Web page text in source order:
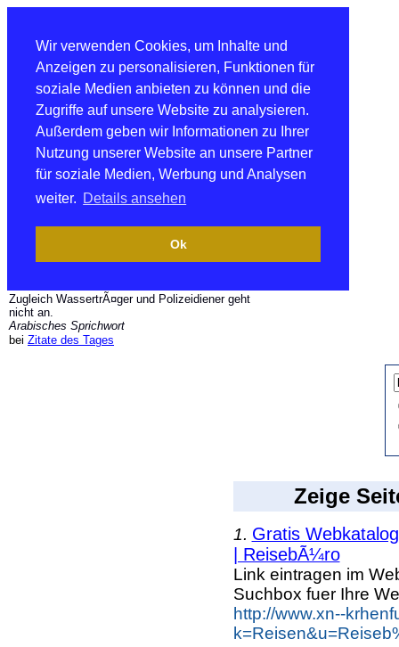
Wir verwenden Cookies, um Inhalte und
Anzeigen zu personalisieren, Funktionen für
soziale Medien anbieten zu können und die
Zugriffe auf unsere Website zu analysieren.
Außerdem geben wir Informationen zu Ihrer
Nutzung unserer Website an unsere Partner
für soziale Medien, Werbung und Analysen
weiter. Details ansehen
Ok
Zugleich WassertrÃ¤ger und Polizeidiener geht
nicht an.
Arabisches Sprichwort
bei Zitate des Tages
Zeige
1. Gratis
| ReisebÃ¼ro
Link eintragen im
Suchbox fuer Ihre
http://www.xn--